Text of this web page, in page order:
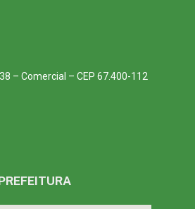
– Comercial – CEP 67.400-112